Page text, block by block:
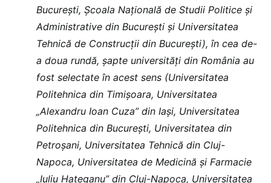
București, Școala Națională de Studii Politice și
Administrative din București și Universitatea
Tehnică de Construcții din București), în cea de-
a doua rundă, şapte universităţi din România au
fost selectate în acest sens (Universitatea
Politehnica din Timișoara, Universitatea
„Alexandru Ioan Cuza” din Iași, Universitatea
Politehnica din București, Universitatea din
Petroșani, Universitatea Tehnică din Cluj-
Napoca, Universitatea de Medicină și Farmacie
„Iuliu Hațeganu” din Cluj-Napoca, Universitatea